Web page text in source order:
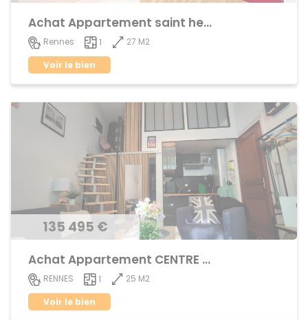
Achat Appartement saint helier
Rennes 1
27 M2
Voir le bien
135 495 €
Achat Appartement CENTRE VILLE
RENNES 1
25 M2
Voir le bien